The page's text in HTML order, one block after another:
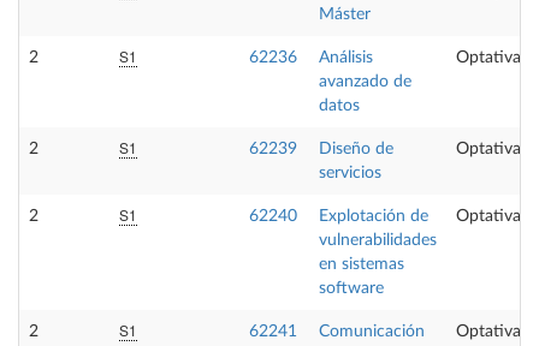
Máster
2 S1 62236
Análisis
avanzado de
datos
Optativa
2 S1 62239
Diseño de
servicios
Optativa
2 S1 62240
Explotación de
vulnerabilidades
en sistemas
software
Optativa
2 S1 62241
Comunicación
Optativa